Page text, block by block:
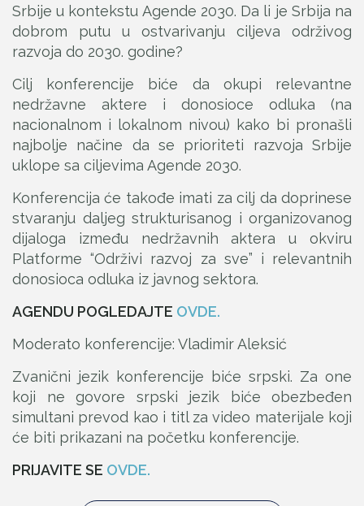
Srbije u kontekstu Agende 2030. Da li je Srbija na
dobrom putu u ostvarivanju ciljeva održivog
razvoja do 2030. godine?
Cilj konferencije biće da okupi relevantne
nedržavne aktere i donosioce odluka (na
nacionalnom i lokalnom nivou) kako bi pronašli
najbolje načine da se prioriteti razvoja Srbije
uklope sa ciljevima Agende 2030.
Konferencija će takođe imati za cilj da doprinese
stvaranju daljeg strukturisanog i organizovanog
dijaloga između nedržavnih aktera u okviru
Platforme “Održivi razvoj za sve” i relevantnih
donosioca odluka iz javnog sektora.
AGENDU POGLEDAJTE OVDE.
Moderato konferencije: Vladimir Aleksić
Zvanični jezik konferencije biće srpski. Za one
koji ne govore srpski jezik biće obezbeđen
simultani prevod kao i titl za video materijale koji
će biti prikazani na početku konferencije.
PRIJAVITE SE OVDE.